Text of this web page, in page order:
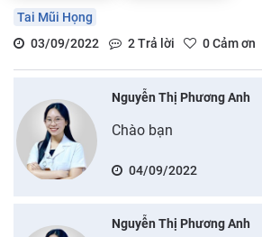
Tai Mũi Họng
03/09/2022
2Trả lời 0Cảm ơn
Nguyễn Thị Phương Anh
Chào bạn
04/09/2022
Nguyễn Thị Phương Anh